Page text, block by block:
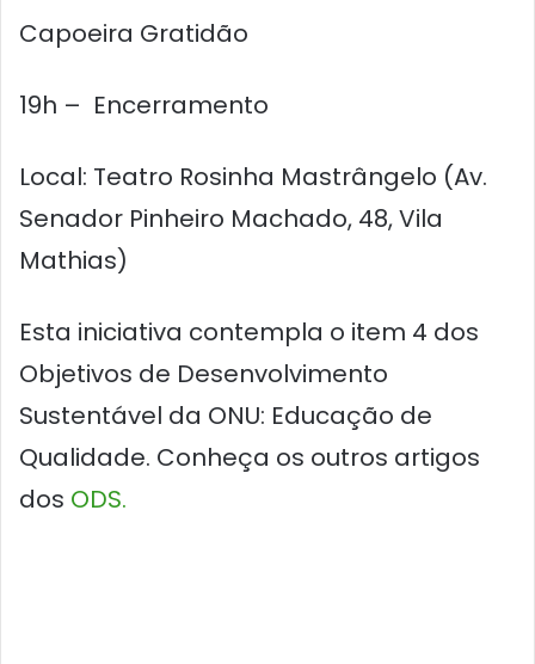
Capoeira Gratidão
19h – Encerramento
Local: Teatro Rosinha Mastrângelo (Av.
Senador Pinheiro Machado, 48, Vila
Mathias)
Esta iniciativa contempla o item 4 dos
Objetivos de Desenvolvimento
Sustentável da ONU: Educação de
Qualidade. Conheça os outros artigos
dos ODS.